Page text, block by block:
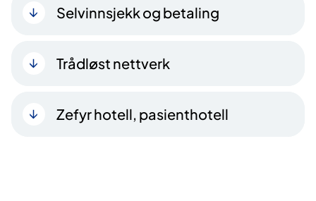
Selvinnsjekk og betaling
Trådløst nettverk
Zefyr hotell, pasienthotell